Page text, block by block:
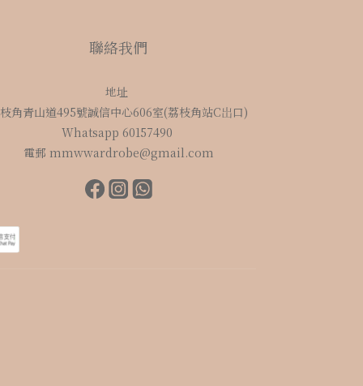
聯絡我們
地址
角青山道495號誠信中心606室(荔枝角站C岀口)
Whatsapp 60157490
電郵 mmwwardrobe@gmail.com